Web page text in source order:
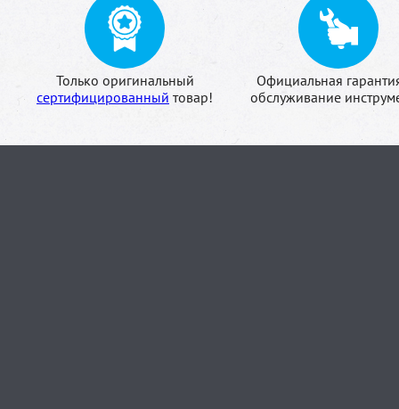
Только оригинальный
сертифицированный товар!
Официальная
обслуживание